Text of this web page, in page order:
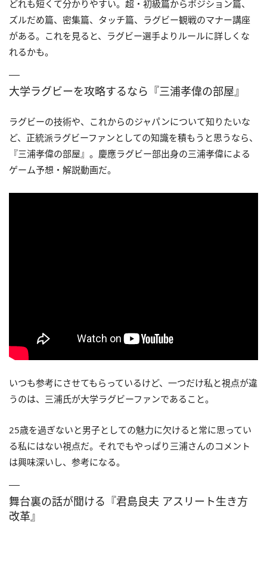
どれも短くて分かりやすい。超・初級篇からポジション篇、
ズルだめ篇、密集篇、タッチ篇、ラグビー観戦のマナー講座
がある。これを見ると、ラグビー選手よりルールに詳しくな
れるかも。
大学ラグビーを攻略するなら『三浦孝偉の部屋』
ラグビーの技術や、これからのジャパンについて知りたいな
ど、正統派ラグビーファンとしての知識を積もうと思うなら、
『三浦孝偉の部屋』。慶應ラグビー部出身の三浦孝偉による
ゲーム予想・解説動画だ。
いつも参考にさせてもらっているけど、一つだけ私と視点が違
うのは、三浦氏が大学ラグビーファンであること。
25歳を過ぎないと男子としての魅力に欠けると常に思ってい
る私にはない視点だ。それでもやっぱり三浦さんのコメント
は興味深いし、参考になる。
舞台裏の話が聞ける『君島良夫 アスリート生き方
改革』